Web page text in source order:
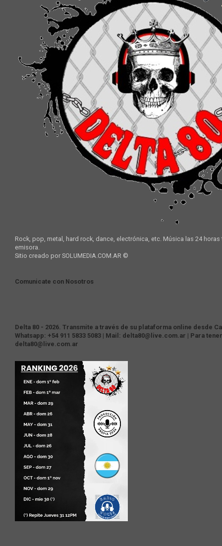
Rock, pop, metal, hard rock, dance, electrónica, etc. Música las 24
emisora.
Sitio creado por SOLUMEDIA.COM.AR ©
Comunicate con Nosotros
Delta 80 - 2026. Transmite a través de su plataforma online desde
Whatsapp: +54 911 5833 5083 | Mail: delta80@live.com.ar | Para
delta80@live.com.ar